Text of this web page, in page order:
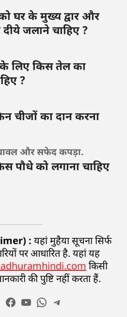
घर के मुख्य द्वार और
जलाने चाहिए ?
लिए किस तेल का
?
चीजों का दान करना
और सफेद कपड़ा.
पौधे को लगाना चाहिए
: यहां मुहैया सूचना सिर्फ
पर आधारित है. यहां यह
किसी
की पुष्टि नहीं करता हैं.